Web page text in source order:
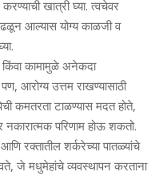
खात्री घ्‍या. त्‍वचेवर
आल्‍यास योग्‍य काळजी व
कामामुळे अनेकदा
पण, आरोग्‍य उत्तम राखण्‍यासाठी
कमतरता टाळण्‍यास मदत होते,
नकारात्‍मक परिणाम होऊ शकतो.
रक्‍तातील शर्करेच्‍या पातळ्यांचे
जे मधुमेहांचे व्‍यवस्‍थापन करताना